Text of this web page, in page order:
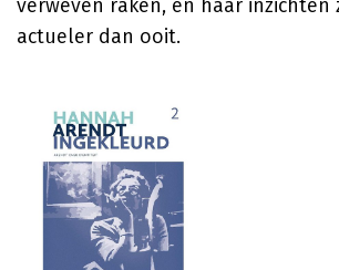
verweven raken, en haar inzichten
actueler dan ooit.